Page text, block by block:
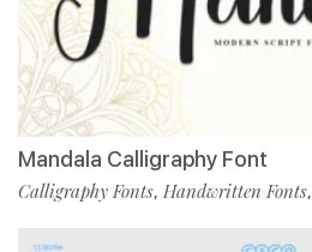
Mandala Calligraphy Font
Calligraphy Fonts, Handwritten Fonts,